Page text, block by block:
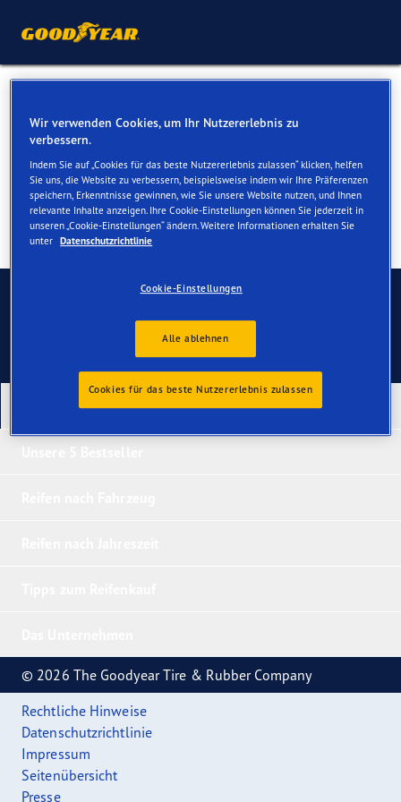
Explorer
Kontaktieren Sie uns
Unsere neuesten Produkte
© 2026 The Goodyear Tire & Rubber Company
Rechtliche Hinweise
Datenschutzrichtlinie
Impressum
Seitenübersicht
Presse
Wir verwenden Cookies, um Ihr Nutzererlebnis zu
verbessern.
Indem Sie auf „Cookies für das beste Nutzererlebnis zulassen“ klicken, helfen
Sie uns, die Website zu verbessern, beispielsweise indem wir Ihre Präferenzen
speichern, Erkenntnisse gewinnen, wie Sie unsere Website nutzen, und Ihnen
relevante Inhalte anzeigen. Ihre Cookie-Einstellungen können Sie jederzeit in
unseren „Cookie-Einstellungen“ ändern. Weitere Informationen erhalten Sie
unter Datenschutzrichtlinie
Cookie-Einstellungen
Alle ablehnen
Cookies für das beste Nutzererlebnis zulassen